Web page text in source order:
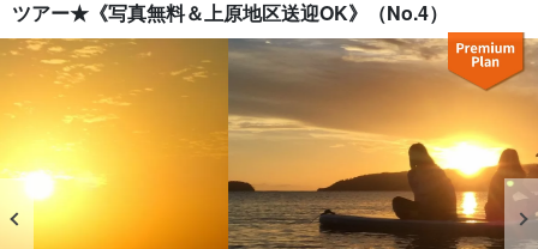
ツアー★《写真無料＆上原地区送迎OK》（No.4）